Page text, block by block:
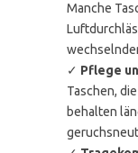
Manche
✓ Pflege
Taschen,
behalten